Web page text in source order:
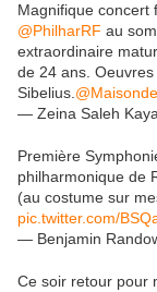
Magnifique concert
@PhilharRF au
extraordinaire
de 24 ans. Oeuvres
Sibelius.
— Zeina Saleh
Première
philharmonique de
(au costume sur
pic.twitter.com/
— Benjamin
Ce soir retour pour